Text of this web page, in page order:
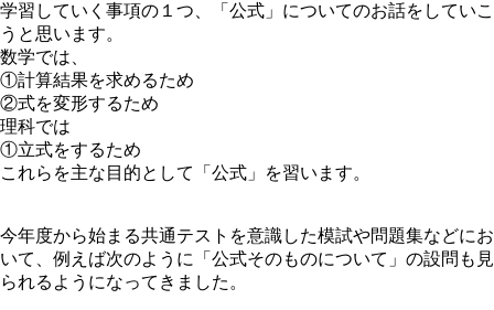
学習していく事項の１つ、「公式」についてのお話をしていこ
うと思います。
数学では、
①計算結果を求めるため
②式を変形するため
理科では
①立式をするため
これらを主な目的として「公式」を習います。
今年度から始まる共通テストを意識した模試や問題集などにお
いて、例えば次のように「公式そのものについて」の設問も見
られるようになってきました。